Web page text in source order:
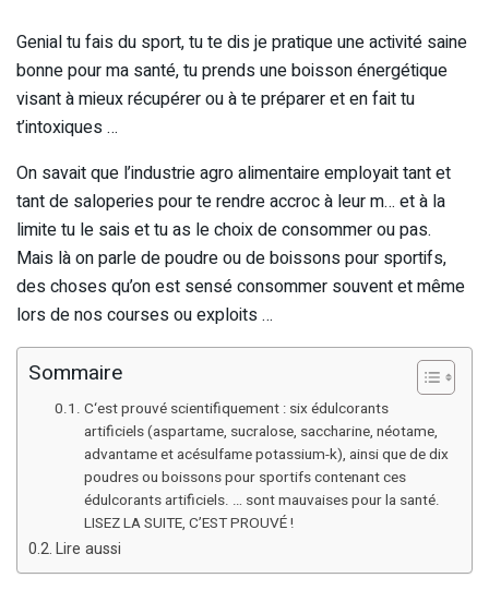
Genial tu fais du sport, tu te dis je pratique une activité saine
bonne pour ma santé, tu prends une boisson énergétique
visant à mieux récupérer ou à te préparer et en fait tu
t’intoxiques …
On savait que l’industrie agro alimentaire employait tant et
tant de saloperies pour te rendre accroc à leur m… et à la
limite tu le sais et tu as le choix de consommer ou pas.
Mais là on parle de poudre ou de boissons pour sportifs,
des choses qu’on est sensé consommer souvent et même
lors de nos courses ou exploits …
Sommaire
C‘est prouvé scientifiquement : six édulcorants
artificiels (aspartame, sucralose, saccharine, néotame,
advantame et acésulfame potassium-k), ainsi que de dix
poudres ou boissons pour sportifs contenant ces
édulcorants artificiels. … sont mauvaises pour la santé.
LISEZ LA SUITE, C’EST PROUVÉ !
Lire aussi